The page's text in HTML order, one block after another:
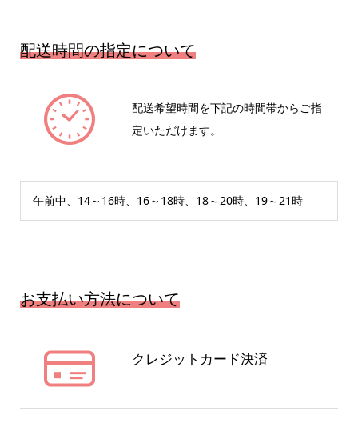
配送時間の指定について
配送希望時間を下記の時間帯からご指
定いただけます。
午前中、14～16時、16～18時、18～20時、19～21時
お支払い方法について
クレジットカード決済